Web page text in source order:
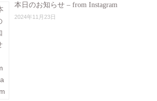
本日のお知らせ – from Instagram
2024年11月23日